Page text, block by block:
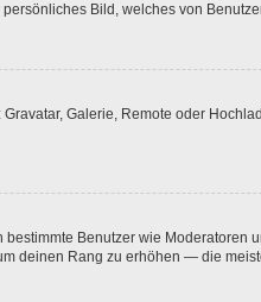
Bild, welches von
Galerie, Remote oder
Benutzer wie
deinen Rang zu erhöhen — die